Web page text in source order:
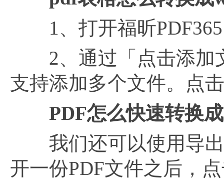
1、打开福昕PDF365
2、通过「点击添加
支持添加多个文件。点
PDF怎么快速转换
我们还可以使用导出
开一份PDF文件之后，